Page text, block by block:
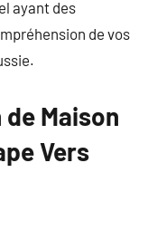
ayant des
de vos
Maison
Vers